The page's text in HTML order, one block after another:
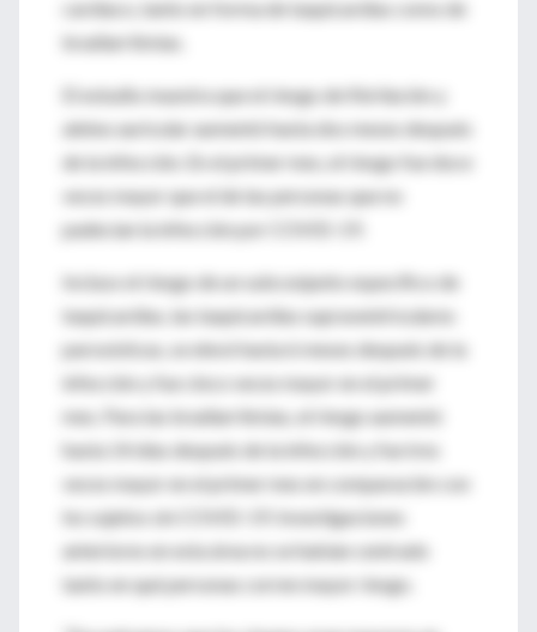
cardíaco, tanto en forma de taquicardias como de
bradiarritmias.
El estudio muestra que el riesgo de fibrilación y
aleteo auricular aumentó hasta dos meses después
de la infección. En el primer mes, el riesgo fue doce
veces mayor que el de las personas que no
padecían la infección por COVID-19.
Incluso el riesgo de un subconjunto específico de
taquicardias, las taquicardias supraventriculares
paroxísticas, se elevó hasta 6 meses después de la
infección y fue cinco veces mayor en el primer
mes. Para las bradiarritmias, el riesgo aumentó
hasta 14 días después de la infección y fue tres
veces mayor en el primer mes en comparación con
los sujetos sin COVID-19. Investigaciones
anteriores en esta área no se habían centrado
tanto en qué personas corren mayor riesgo.